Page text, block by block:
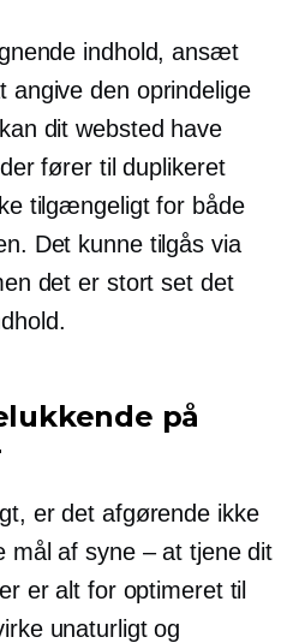
indhold, ansæt
angive den oprindelige
dit websted have
fører til duplikeret
tilgængeligt for både
Det kunne tilgås via
det er stort set det
på
er det afgørende ikke
mål af syne – at tjene dit
er alt for optimeret til
unaturligt og